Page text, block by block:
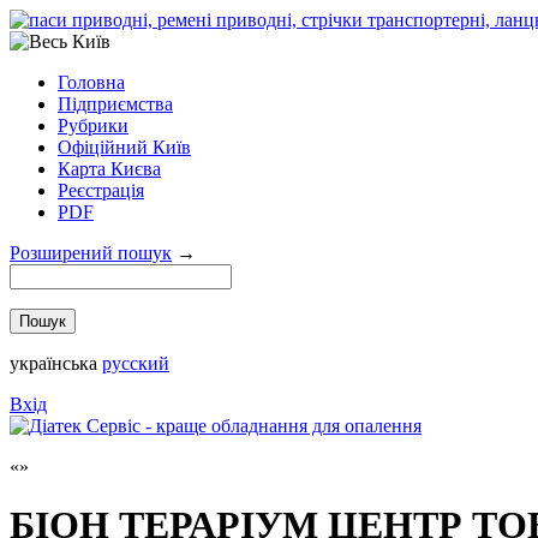
Головна
Підприємства
Рубрики
Офіційний Київ
Карта Києва
Реєстрація
PDF
Розширений пошук →
українська русский
Вхід
БІОН ТЕРАРІУМ ЦЕНТР